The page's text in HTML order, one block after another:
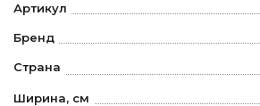
Артикул
Бренд
Страна
Ширина, см